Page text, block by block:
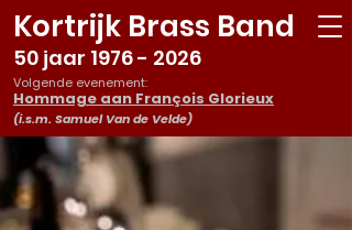
Kortrijk Brass Band
50 jaar 1976 - 2026
Hommage aan François Glorieux
(i.s.m. Samuel Van de Velde)
Volgende evenement: